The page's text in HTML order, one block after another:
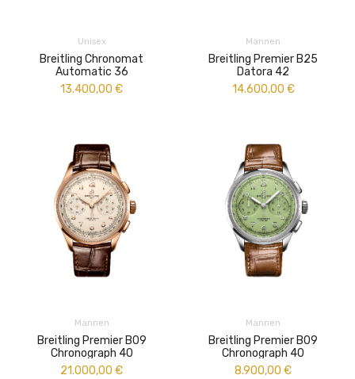
Unisex
Breitling Chronomat
Automatic 36
13.400,00 €
Mannen
Breitling Premier B25
Datora 42
14.600,00 €
Mannen
Breitling Premier B09
Chronograph 40
21.000,00 €
Mannen
Breitling Premier B09
Chronograph 40
8.900,00 €